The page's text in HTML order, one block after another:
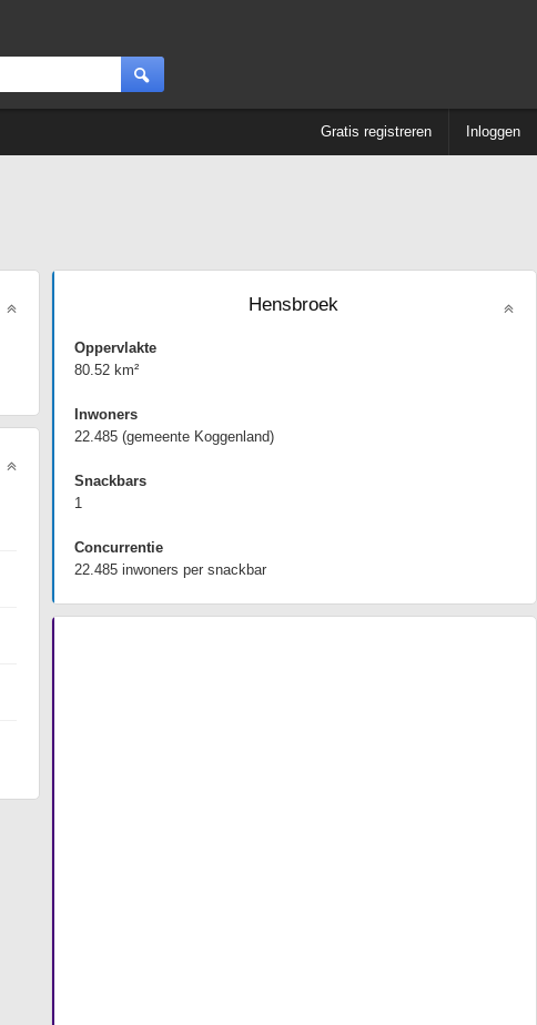
Gratis registreren Inloggen
Hensbroek
Oppervlakte
80.52 km²
Inwoners
22.485 (gemeente Koggenland)
Snackbars
1
Concurrentie
22.485 inwoners per snackbar